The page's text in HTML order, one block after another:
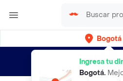
Bogotá
Ingresa tu
Bogotá.
envíos gratis por